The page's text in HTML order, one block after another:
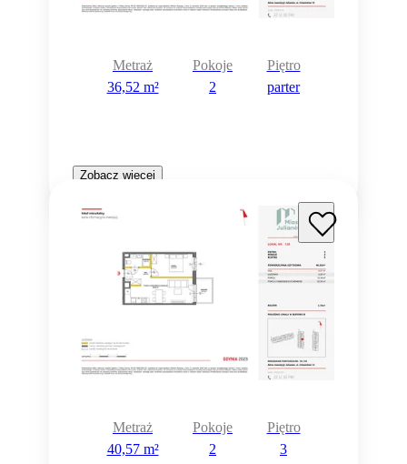
Metraż
36,52 m²
Pokoje
2
Piętro
parter
Zobacz więcej
Metraż
40,57 m²
Pokoje
2
Piętro
3